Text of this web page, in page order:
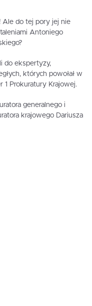
Ale do tej pory jej nie
Antoniego
do ekspertyzy,
których powołał w
1 Prokuratury Krajowej.
generalnego i
krajowego Dariusza